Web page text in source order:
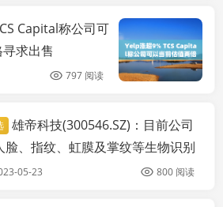
Capital称公司可
求出售
797 阅读
要闻
雄帝科技(300546.SZ)：目前公司
脸、指纹、虹膜及掌纹等生物识别
05-23 800 阅读